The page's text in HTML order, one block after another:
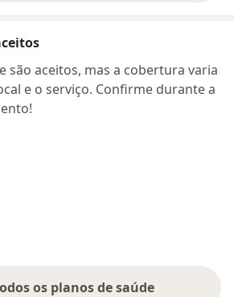
são aceitos, mas a cobertura varia
e o serviço. Confirme durante a
os planos de saúde